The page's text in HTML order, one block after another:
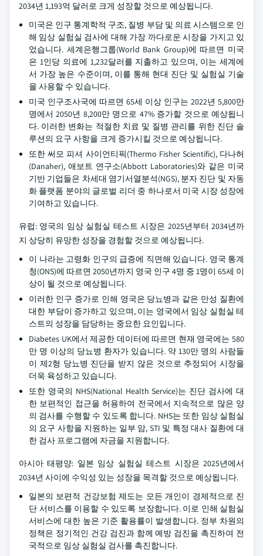
2034년 1,193억 달러로 크게 성장할 것으로 예상됩니다.
미국은 인구 통계학적 구조, 질병 부담 및 의료 시스템으로 인
해 임상 실험실 검사에 대해 가장 까다로운 시장을 가지고 있
었습니다. 세계은행그룹(World Bank Group)에 따르면 미국
은 1인당 의료에 1,232달러를 지출하고 있으며, 이는 세계에
서 가장 높은 수준이며, 이를 통해 현대 진단 및 실험실 기술
을 사용할 수 있습니다.
미국 인구조사국에 따르면 65세 이상 인구는 2022년 5,800만
명에서 2050년 8,200만 명으로 47% 증가할 것으로 예상됩니
다. 이러한 변화는 적절한 치료 및 질병 관리를 위한 진단 솔
루션의 요구 사항을 크게 증가시킬 것으로 예상됩니다.
또한 써모 피셔 사이언티픽(Thermo Fisher Scientific), 다나허
(Danaher), 애보트 연구소(Abbott Laboratories)와 같은 미국
기반 기업들은 차세대 염기서열분석(NGS), 분자 진단 및 자동
화 플랫폼 분야의 글로벌 리더 중 하나로서 미국 시장 성장에
기여하고 있습니다.
유럽: 영국의 임상 실험실 테스트 시장은 2025년부터 2034년까
지 상당히 유망한 성장을 경험할 것으로 예상됩니다.
이 나라는 고령화 인구의 급증에 직면해 있습니다. 영국 통계
청(ONS)에 따르면 2050년까지 영국 인구 4명 중 1명이 65세 이
상이 될 것으로 예상됩니다.
이러한 인구 증가로 인해 영국은 당뇨병과 같은 만성 질환에
대한 부담이 증가하고 있으며, 이는 영국에서 임상 실험실 테
스트의 성장을 담당하는 중요한 요인입니다.
Diabetes UK에서 제공한 데이터에 따르면 현재 영국에는 580
만 명 이상의 당뇨병 환자가 있습니다. 약 130만 명의 사람들
이 제2형 당뇨병 진단을 받지 않은 것으로 추정되어 시장을
더욱 육성하고 있습니다.
또한 영국의 NHS(National Health Service)는 진단 검사에 대
한 보편적인 접근을 허용하여 전국에서 지속적으로 많은 양
의 검사를 수행할 수 있도록 합니다. NHS는 또한 임상 실험실
의 요구 사항을 지원하는 일부 암, STI 및 특정 대사 질환에 대
한 검사 프로그램에 자금을 지원합니다.
아시아 태평양: 일본 임상 실험실 테스트 시장은 2025년에서
2034년 사이에 수익성 있는 성장을 목격할 것으로 예상됩니다.
일본의 보편적 건강보험 제도는 모든 개인이 경제적으로 진
단 서비스를 이용할 수 있도록 보장합니다. 이로 인해 실험실
서비스에 대한 높은 기준 활용률이 발생합니다. 정부 차원의
정책은 정기적인 건강 검진과 함께 예방 검진을 촉진하여 전
국적으로 임상 실험실 검사를 촉진합니다.